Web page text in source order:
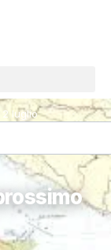
luglio